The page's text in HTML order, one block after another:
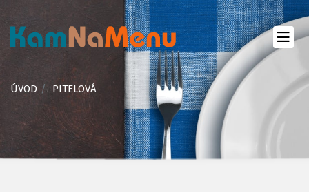
ÚVOD PITELOVÁ